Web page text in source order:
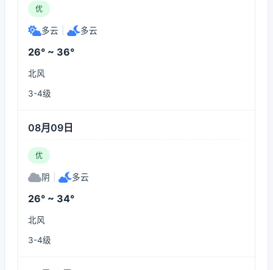
优
多云 多云
26° ~ 36°
北风
3-4级
08月09日
优
阴 多云
26° ~ 34°
北风
3-4级